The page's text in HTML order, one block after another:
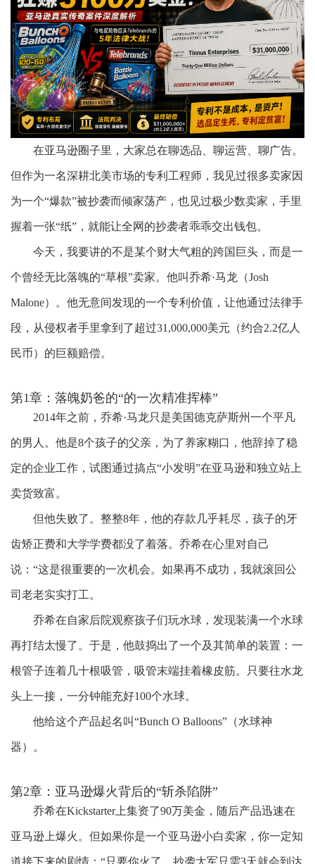
在亚马逊圈子里，大家总在聊选品、聊运营、聊广告。
但作为一名深耕北美市场的专利工程师，我见过很多卖家因
为一个“爆款”被抄袭而倾家荡产，也见过极少数卖家，手里
握着一张“纸”，就能让全网的抄袭者乖乖交出钱包。
今天，我要讲的不是某个财大气粗的跨国巨头，而是一
个曾经无比落魄的“草根”卖家。他叫乔希·马龙（Josh
Malone） 。他无意间发现的一个专利价值，让他通过法律手
段，从侵权者手里拿到了超过31,000,000美元（约合2.2亿人
民币）的巨额赔偿。
第1章：落魄奶爸的“的一次精准挥棒”
2014年之前，乔希·马龙只是美国德克萨斯州一个平凡
的男人。他是8个孩子的父亲，为了养家糊口，他辞掉了稳
定的企业工作，试图通过搞点“小发明”在亚马逊和独立站上
卖货致富。
但他失败了。整整8年，他的存款几乎耗尽，孩子的牙
齿矫正费和大学学费都没了着落。乔希在心里对自己
说：“这是很重要的一次机会。如果再不成功，我就滚回公
司老老实实打工。
乔希在自家后院观察孩子们玩水球，发现装满一个水球
再打结太慢了。于是，他鼓捣出了一个及其简单的装置：一
根管子连着几十根吸管，吸管末端挂着橡皮筋。只要往水龙
头上一接，一分钟能充好100个水球。
他给这个产品起名叫“Bunch O Balloons”（水球神
器）。
第2章：亚马逊爆火背后的“斩杀陷阱”
乔希在Kickstarter上集资了90万美金，随后产品迅速在
亚马逊上爆火。但如果你是一个亚马逊小白卖家，你一定知
道接下来的剧情： “只要你火了，抄袭大军只需3天就会到达